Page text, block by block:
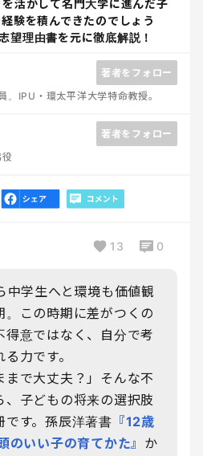
活かして名門大学に進んだ子
験を積んできたのでしょう
望理由書を元に徹底解説！
著者をフォロー
IPU・環太平洋大学特命教授。
著者をフォロー
13 0
中学生へと環境も価値観
。この時期に差がつくの
得意ではなく、自分で考
力です。
まで大丈夫？」そんな不
、子どもの将来の選択肢
です。孫辰洋著書 『12歳
のいい子の育てかた』 か